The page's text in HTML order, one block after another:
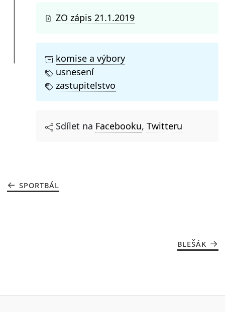
ZO zápis 21.1.2019
komise a výbory
usnesení
zastupitelstvo
Sdílet na Facebooku, Twitteru
SPORTBÁL
BLEŠÁK